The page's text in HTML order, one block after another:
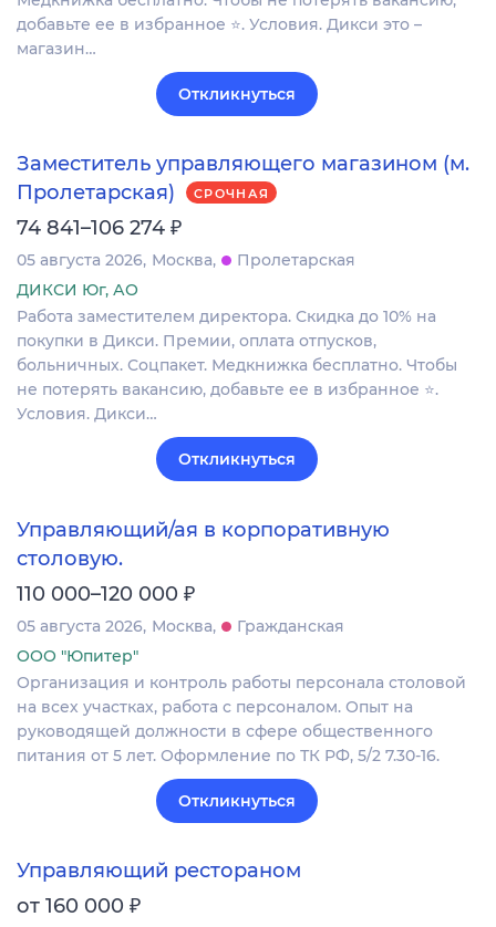
добавьте ее в избранное ⭐. Условия. Дикси это –
магазин…
Откликнуться
Заместитель управляющего магазином (м.
Пролетарская)
СРОЧНАЯ
74 841–106 274 ₽
05 августа 2026 Москва
Пролетарская
ДИКСИ Юг, АО
Работа заместителем директора. Скидка до 10% на
покупки в Дикси. Премии, оплата отпусков,
больничных. Соцпакет. Медкнижка бесплатно. Чтобы
не потерять вакансию, добавьте ее в избранное ⭐.
Условия. Дикси…
Откликнуться
Управляющий/ая в корпоративную
столовую.
110 000–120 000 ₽
05 августа 2026 Москва
Гражданская
ООО "Юпитер"
Организация и контроль работы персонала столовой
на всех участках, работа с персоналом. Опыт на
руководящей должности в сфере общественного
питания от 5 лет. Оформление по ТК РФ, 5/2 7.30-16.
Откликнуться
Управляющий рестораном
от 160 000 ₽